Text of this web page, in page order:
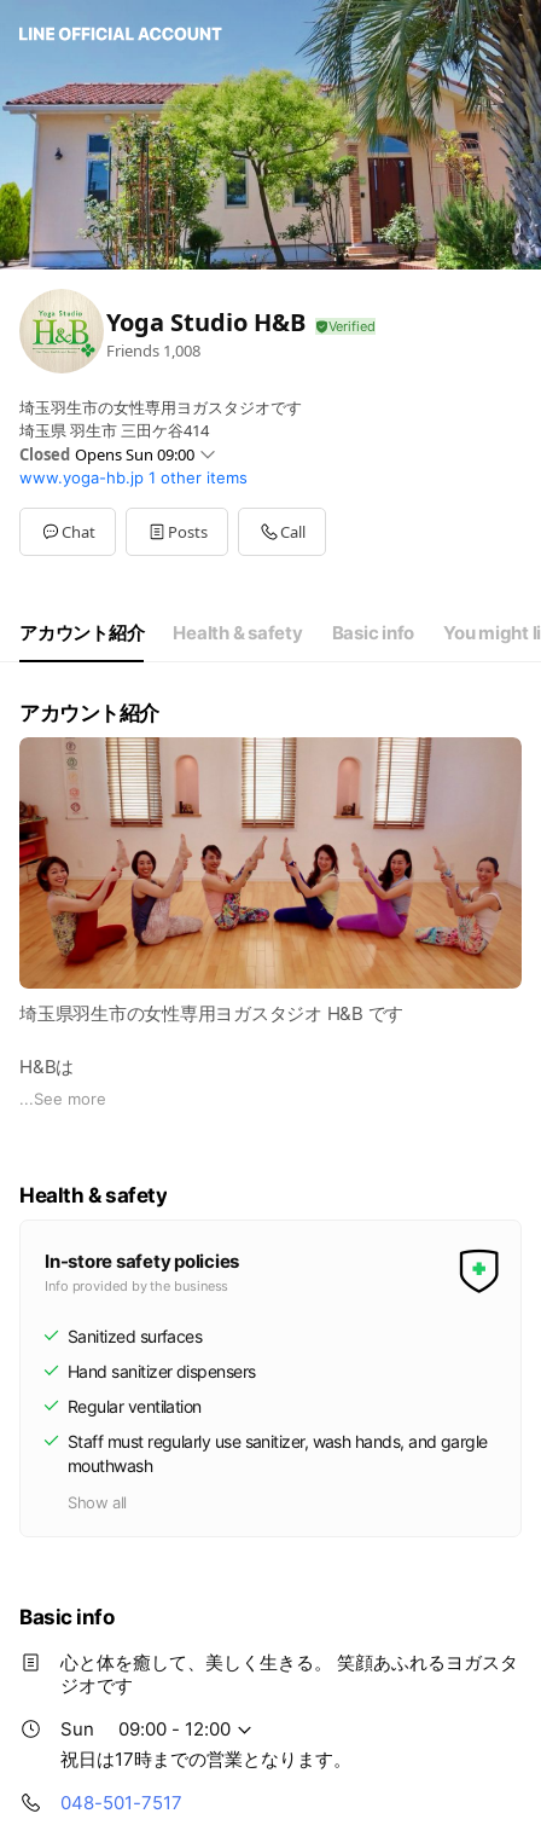
Yoga Studio H&B
Friends 1,008
埼玉羽生市の女性専用ヨガスタジオです
埼玉県 羽生市 三田ケ谷414
Closed Opens Sun 09:00
Sun09:00 - 12:00
Mon11:00 - 21:00
Tue09:00 - 21:00
Wed09:00 - 21:00
09:00 - 20:00
祝日は17時までの営業となります。
www.yoga-hb.jp 1 other items
Chat Posts Call
アカウント紹介 Health & safety Basic info You might
アカウント紹介
埼玉県羽生市の女性専用ヨガスタジオ H&B です
H&Bは
「自分らしさが目覚める」
当スクールは埼玉県の北部、 羽生市の田んぼの真ん中にあり
四季折々の草花の香り、 新しい季節を告げる鳥や虫の声
が、 風に乗ってスタジオの窓から入ってきます。
この地にスクールを開講して15年間で1,200人の方に、 当スク
ールのヨガを体験していただきました。
わたしたち現代人は 「自分らしさ」が失われがちです。
世間の常識やメディアの影響で、
「世間に期待されている自分」
という 殻をかぶって生きてしまいがちです。
そして何より、 心も体も苦しくなってしまうのです。
本来、重苦しい殻や鎧はわたしたちには要らないもの。 早
く脱ぎ捨てたいですよね。
「こんなに幸せな気持ちになれたのは久しぶりです」 明日の
活力へと変わるヨガの力
ヨガとは、 呼吸を通じて自然からエネルギーを取り込んでい
...See more
Health & safety
In-store safety policies
Info provided by the business
Sanitized surfaces
Hand sanitizer dispensers
Regular ventilation
Staff must regularly use sanitizer, wash hands, and gargle
mouthwash
Show all
Basic info
心と体を癒して、美しく生きる。 笑顔あふれるヨガスタ
ジオです
Sun
09:00 - 12:00
祝日は17時までの営業となります。
048-501-7517